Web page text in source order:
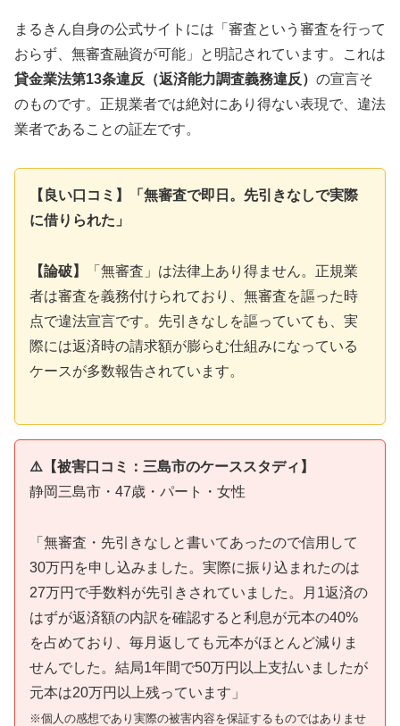
まるきん自身の公式サイトには「審査という審査を行って
おらず、無審査融資が可能」と明記されています。これは
貸金業法第13条違反（返済能力調査義務違反） の宣言そ
のものです。正規業者では絶対にあり得ない表現で、違法
業者であることの証左です。
【良い口コミ】「無審査で即日。先引きなしで実際
に借りられた」
【論破】
「無審査」は法律上あり得ません。正規業
者は審査を義務付けられており、無審査を謳った時
点で違法宣言です。先引きなしを謳っていても、実
際には返済時の請求額が膨らむ仕組みになっている
ケースが多数報告されています。
⚠️【被害口コミ：三島市のケーススタディ】
静岡三島市・47歳・パート・女性
「無審査・先引きなしと書いてあったので信用して
30万円を申し込みました。実際に振り込まれたのは
27万円で手数料が先引きされていました。月1返済の
はずが返済額の内訳を確認すると利息が元本の40%
を占めており、毎月返しても元本がほとんど減りま
せんでした。結局1年間で50万円以上支払いましたが
元本は20万円以上残っています」
※個人の感想であり実際の被害内容を保証するものではありませ